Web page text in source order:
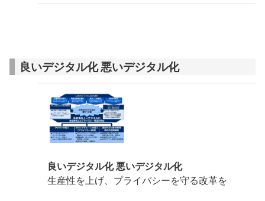
良いデジタル化 悪いデジタル化
良いデジタル化 悪いデジタル化
生産性を上げ、プライバシーを守る改革を